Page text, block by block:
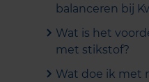
balanceren bij
Wat is het
met stikstof?
Wat doe ik met